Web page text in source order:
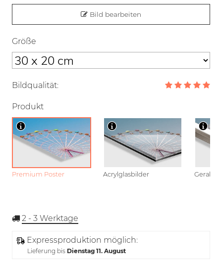
Bild bearbeiten
Größe
Bildqualität:
Produkt
Premium Poster Acrylglasbilder
2 - 3 Werktage
Expressproduktion möglich:
Lieferung bis Dienstag 11. August